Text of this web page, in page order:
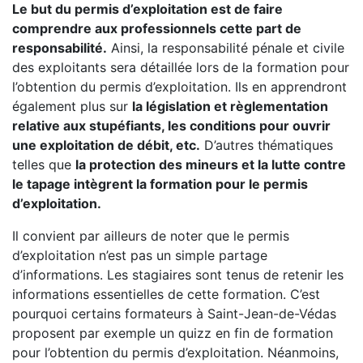
Le but du permis d’exploitation est de faire
comprendre aux professionnels cette part de
responsabilité. Ainsi, la responsabilité pénale et civile
des exploitants sera détaillée lors de la formation pour
l’obtention du permis d’exploitation. Ils en apprendront
également plus sur la législation et règlementation
relative aux stupéfiants, les conditions pour ouvrir
une exploitation de débit, etc. D’autres thématiques
telles que la protection des mineurs et la lutte contre
le tapage intègrent la formation pour le permis
d’exploitation.
Il convient par ailleurs de noter que le permis
d’exploitation n’est pas un simple partage
d’informations. Les stagiaires sont tenus de retenir les
informations essentielles de cette formation. C’est
pourquoi certains formateurs à Saint-Jean-de-Védas
proposent par exemple un quizz en fin de formation
pour l’obtention du permis d’exploitation. Néanmoins,